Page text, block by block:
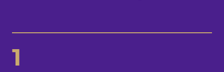
1